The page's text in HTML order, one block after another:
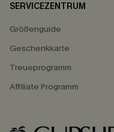
SERVICEZENTRUM
Größenguide
Geschenkkarte
Treueprogramm
Affiliate Programm